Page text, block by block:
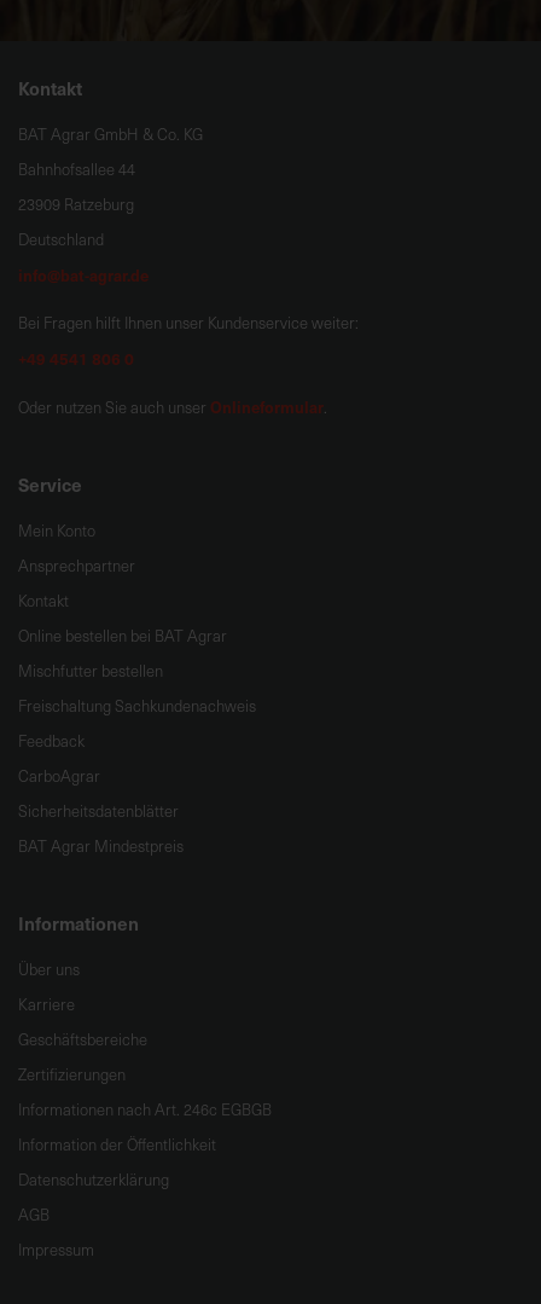
Kontakt
BAT Agrar GmbH & Co. KG
Bahnhofsallee 44
23909 Ratzeburg
Deutschland
info@bat-agrar.de
Bei Fragen hilft Ihnen unser Kundenservice weiter:
+49 4541 806 0
Oder nutzen Sie auch unser Onlineformular.
Service
Mein Konto
Ansprechpartner
Kontakt
Online bestellen bei BAT Agrar
Mischfutter bestellen
Freischaltung Sachkundenachweis
Feedback
CarboAgrar
Sicherheitsdatenblätter
BAT Agrar Mindestpreis
Informationen
Über uns
Karriere
Geschäftsbereiche
Zertifizierungen
Informationen nach Art. 246c EGBGB
Information der Öffentlichkeit
Datenschutzerklärung
AGB
Impressum